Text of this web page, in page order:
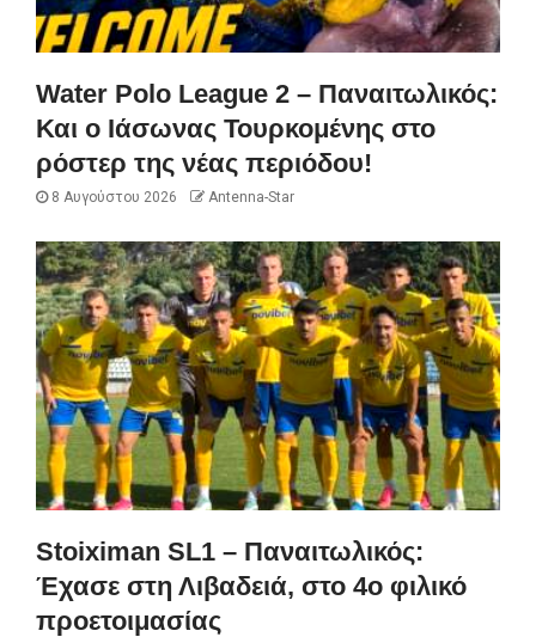
Water Polo League 2 – Παναιτωλικός:
Και ο Ιάσωνας Τουρκομένης στο
ρόστερ της νέας περιόδου!
8 Αυγούστου 2026 Antenna-Star
Stoiximan SL1 – Παναιτωλικός:
Έχασε στη Λιβαδειά, στο 4ο φιλικό
προετοιμασίας